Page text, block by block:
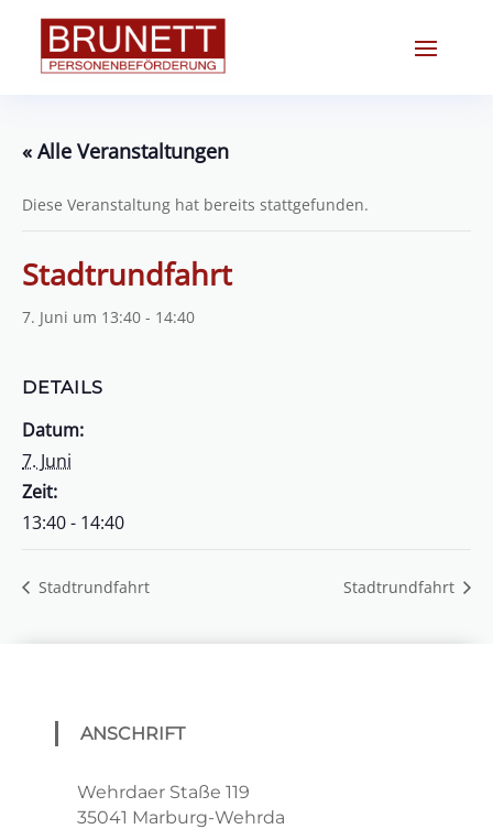
« Alle Veranstaltungen
Diese Veranstaltung hat bereits stattgefunden.
Stadtrundfahrt
7. Juni um 13:40 - 14:40
DETAILS
Datum:
7. Juni
Zeit:
13:40 - 14:40
Stadtrundfahrt Stadtrundfahrt
ANSCHRIFT
Wehrdaer Staße 119
35041 Marburg-Wehrda